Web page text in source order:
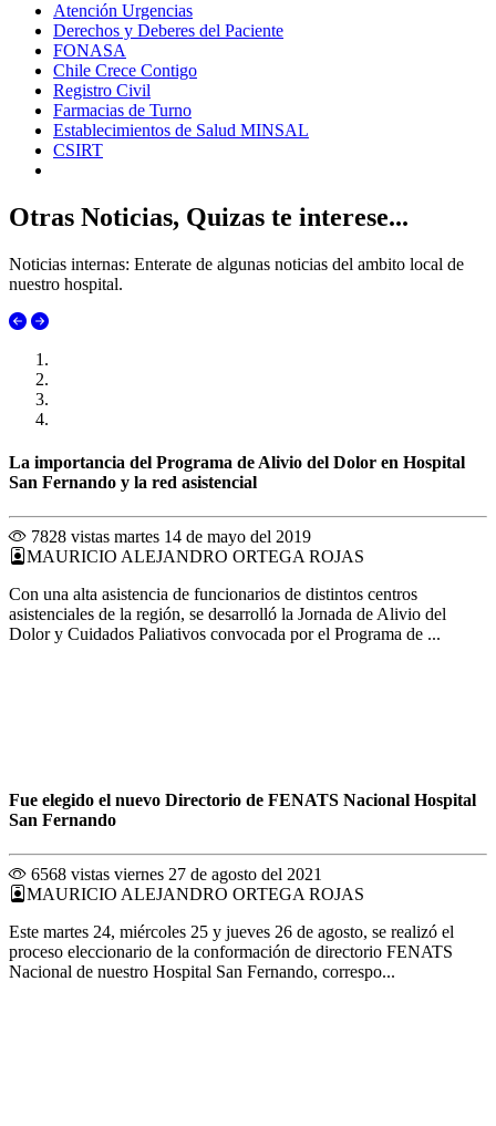
Atención Urgencias
Derechos y Deberes del Paciente
FONASA
Chile Crece Contigo
Registro Civil
Farmacias de Turno
Establecimientos de Salud MINSAL
CSIRT
Otras Noticias, Quizas te interese...
Noticias internas: Enterate de algunas noticias del ambito local de
nuestro hospital.
La importancia del Programa de Alivio del Dolor en Hospital
San Fernando y la red asistencial
7828 vistas martes 14 de mayo del 2019
MAURICIO ALEJANDRO ORTEGA ROJAS
Con una alta asistencia de funcionarios de distintos centros
asistenciales de la región, se desarrolló la Jornada de Alivio del
Dolor y Cuidados Paliativos convocada por el Programa de ...
Fue elegido el nuevo Directorio de FENATS Nacional Hospital
San Fernando
6568 vistas viernes 27 de agosto del 2021
MAURICIO ALEJANDRO ORTEGA ROJAS
Este martes 24, miércoles 25 y jueves 26 de agosto, se realizó el
proceso eleccionario de la conformación de directorio FENATS
Nacional de nuestro Hospital San Fernando, correspo...